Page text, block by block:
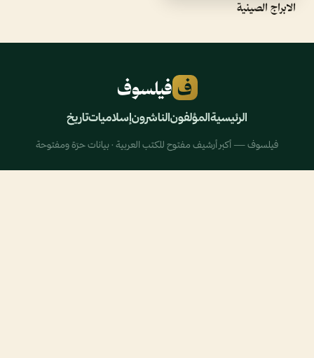
الابراج الصينية
ف فيلسوف
الرئيسيةالمؤلفونالناشرونإسلامياتتاريخ
فيلسوف — أكبر أرشيف مفتوح للكتب العربية · بيانات حرّة ومفتوحة